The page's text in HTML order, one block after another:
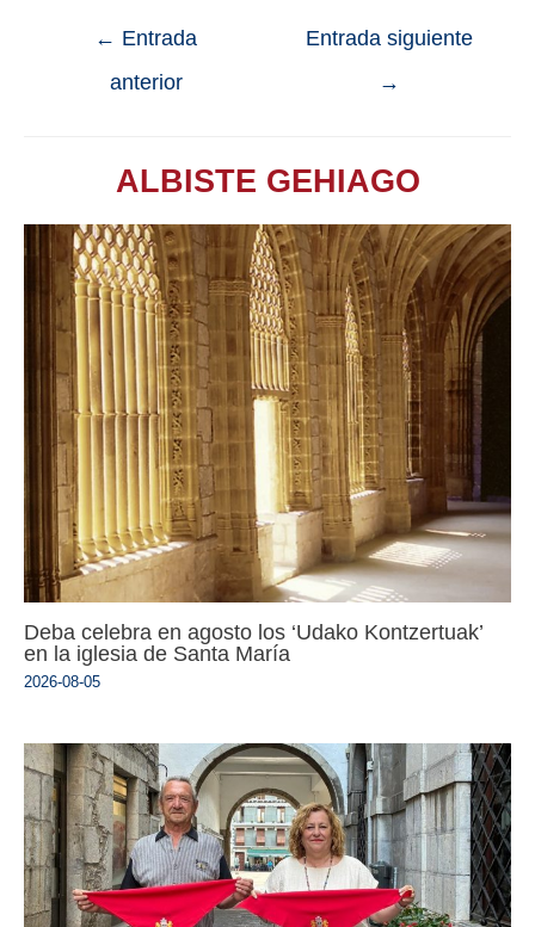
← Entrada
anterior
Entrada siguiente
→
ALBISTE GEHIAGO
Deba celebra en agosto los ‘Udako Kontzertuak’
en la iglesia de Santa María
2026-08-05